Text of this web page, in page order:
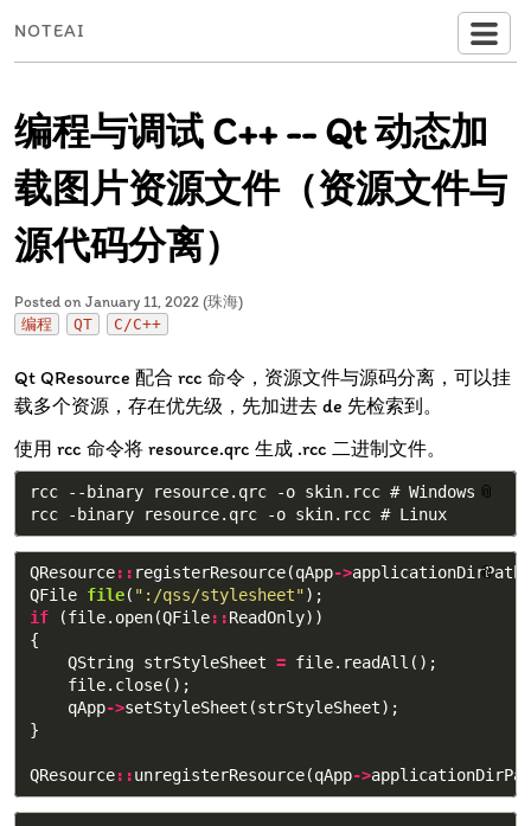
NOTEAI
编程与调试 C++ -- Qt 动态加
载图片资源文件（资源文件与
源代码分离）
Posted on January 11, 2022 (珠海)
编程 QT C/C++
Qt QResource 配合 rcc 命令，资源文件与源码分离，可以挂
载多个资源，存在优先级，先加进去 de 先检索到。
使用 rcc 命令将 resource.qrc 生成 .rcc 二进制文件。
📎
rcc --binary resource.qrc -o skin.rcc # Windows
📎
QResource:: registerResource(qApp->applicationDirPath
QFile file( ":/qss/stylesheet");
if
(file. open(QFile::ReadOnly))
{
QString strStyleSheet = file. readAll ();
file. close();
qApp->setStyleSheet (strStyleSheet);
}
QResource::unregisterResource(qApp->